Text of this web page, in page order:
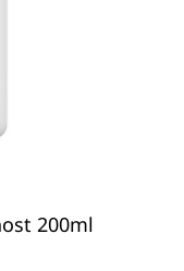
200ml